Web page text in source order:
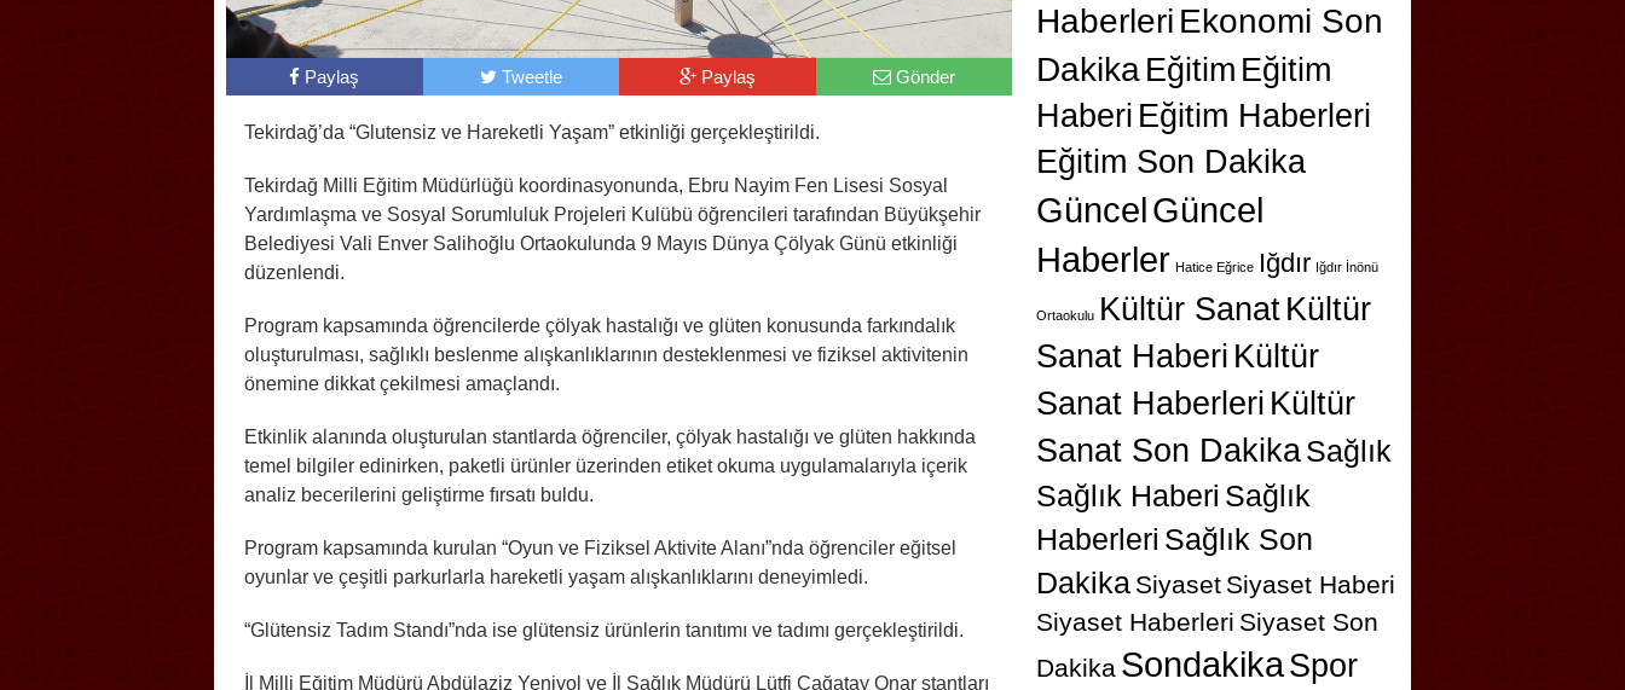
Paylaş Tweetle Paylaş Gönder
Tekirdağ’da “Glutensiz ve Hareketli Yaşam” etkinliği gerçekleştirildi.
Tekirdağ Milli Eğitim Müdürlüğü koordinasyonunda, Ebru Nayim Fen Lisesi Sosyal
Yardımlaşma ve Sosyal Sorumluluk Projeleri Kulübü öğrencileri tarafından Büyükşehir
Belediyesi Vali Enver Salihoğlu Ortaokulunda 9 Mayıs Dünya Çölyak Günü etkinliği
düzenlendi.
Program kapsamında öğrencilerde çölyak hastalığı ve glüten konusunda farkındalık
oluşturulması, sağlıklı beslenme alışkanlıklarının desteklenmesi ve fiziksel aktivitenin
önemine dikkat çekilmesi amaçlandı.
Etkinlik alanında oluşturulan stantlarda öğrenciler, çölyak hastalığı ve glüten hakkında
temel bilgiler edinirken, paketli ürünler üzerinden etiket okuma uygulamalarıyla içerik
analiz becerilerini geliştirme fırsatı buldu.
Program kapsamında kurulan “Oyun ve Fiziksel Aktivite Alanı”nda öğrenciler eğitsel
oyunlar ve çeşitli parkurlarla hareketli yaşam alışkanlıklarını deneyimledi.
“Glütensiz Tadım Standı”nda ise glütensiz ürünlerin tanıtımı ve tadımı gerçekleştirildi.
İl Milli Eğitim Müdürü Abdülaziz Yeniyol ve İl Sağlık Müdürü Lütfi Çağatay Onar stantları
Haberleri Ekonomi Son
Dakika Eğitim Eğitim
Haberi Eğitim Haberleri
Eğitim Son Dakika
GüncelGüncel
Haberler Hatice Eğrice Iğdır Iğdır İnönü
Ortaokulu Kültür SanatKültür
Sanat Haberi Kültür
Sanat Haberleri Kültür
Sanat Son DakikaSağlık
Sağlık Haberi Sağlık
Haberleri Sağlık Son
Dakika Siyaset Siyaset Haberi
Siyaset Haberleri Siyaset Son
Dakika SondakikaSpor